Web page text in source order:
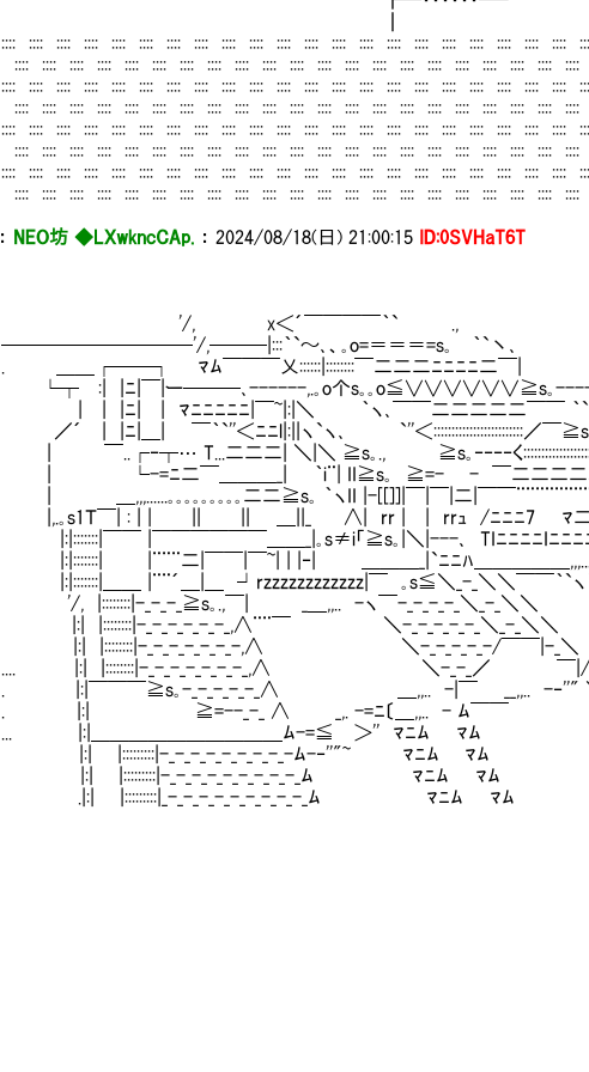
:::: :::: :::: :::: :::: :::: :::: :::: :::: :::: :::: :::: :::: :::: :::: :::: :::: :::: :::: :::: ::::
:::: :::: :::: :::: :::: :::: :::: :::: :::: :::: :::: :::: :::: :::: :::: :::: :::: :::: :::: ::::
:::: :::: :::: :::: :::: :::: :::: :::: :::: :::: :::: :::: :::: :::: :::: :::: :::: :::: :::: :::: ::::
:::: :::: :::: :::: :::: :::: :::: :::: :::: :::: :::: :::: :::: :::: :::: :::: :::: :::: :::: ::::
:::: :::: :::: :::: :::: :::: :::: :::: :::: :::: :::: :::: :::: :::: :::: :::: :::: :::: :::: :::: ::::
:::: :::: :::: :::: :::: :::: :::: :::: :::: :::: :::: :::: :::: :::: :::: :::: :::: :::: :::: ::::
:::: :::: :::: :::: :::: :::: :::: :::: :::: :::: :::: :::: :::: :::: :::: :::: :::: :::: :::: :::: ::::
:::: :::: :::: :::: :::: :::: :::: :::: :::: :::: :::: :::: :::: :::: :::: :::: :::: :::: :::: ::::
： NEO坊 ◆LXwkncCAp. ： 2024/08/18(日) 21:00:15 ID:0SVHaT6T
'/, x＜´￣￣￣￣｀` .,
──────────'/,───|:::｀`～､、｡o=＝＝＝=s｡ ｀`丶､
. ＿＿┌──┐ ﾏﾑ￣￣￣乂::::::|::::::::￣二二二ﾆﾆﾆﾆ二￣|
└┬ :| |ﾆ|￣|ー───､------,.｡o个s｡｡o≦∨∨∨∨∨∨≧s｡
| | |ﾆ| | ﾏﾆﾆﾆﾆﾆ|￣~|:|＼ ｀ヽ､￣￣二二二二二￣￣ ｀`''
／´ | |ﾆ|＿| ￣｀`''＜ﾆﾆl|:||ヽ`ヽ､ `''＜:::::::::::::::::::::::::／￣≧s
| ￣..┌‐┬… T...二二二| ＼|＼ ≧s｡., ≧s｡‐‐‐‐く::::::::::::::::::::::
| └-=ﾆ二￣＿＿＿_| ｀i¨| II≧s｡ ≧=- - ￣二二二二二二
| ＿,,,......｡｡｡｡｡｡｡｡｡二二≧s｡ ｀ヽII |-[[]]|￣|￣|二|￣￣
|,.｡s1Ｔ￣| : | | || || ＿||_ ∧| rr | | rrｭ /ﾆﾆﾆ7 ﾏ二二
|:|:::::::|￣￣ |￣￣￣￣￣￣＿＿_|｡s≠i「≧s｡|＼|---､ TIﾆﾆﾆﾆI
|:|:::::::| |¨¨¨二|￣￣|￣~| | |‐| ＿＿＿_|`ﾆﾆﾊ＿＿＿＿＿,,,...｡
|:|:::::::|＿＿ |¨¨´＿|＿ ┘rzzzzzzzzzzzz|￣ ｡s≦＼_-_＼＼￣￣｀`ヽ
'/, |::::::::|-_-_-_≧s｡.,￣| _＿,,.. -ヽ￣-_-_-_-_＼_-_＼＼ `ヽ､`
|:| |::::::::|-_-_-_-_-_-_,∧¨¨￣ ＼-_-_-_-_-_＼_-_＼＼ `ヽ
|:| |::::::::|-_-_-_-_-_-_-,∧ ＼-_-_-_-_-/￣￣|-_＼ ＿,,..
.... |:| |::::::::|-_-_-_-_-_-_-_,∧ ＼-_-_／ ￣|/---､‐
. |:|￣￣￣≧s｡-_-_-_-_-_∧ ＿,,.. -|￣ __,,.. -‐''"
. |:| ≧=--_-_ ∧ _,. -=ﾆ〔＿,,.. - ﾑ￣￣ ＼
... |:|＿＿＿＿＿＿＿＿＿＿ﾑ-=≦ ＞'' ﾏﾆﾑ ﾏﾑ
|:| |:::::::::|-_-_-_-_-_-_-_-_-ﾑ-‐''"~ ﾏﾆﾑ
|:| |:::::::::|-_-_-_-_-_-_-_-_-_ﾑ ﾏﾆﾑ ﾏﾑ
.|:| |:::::::::|_-_-_-_-_-_-_-_-_-_ﾑ ﾏﾆﾑ ﾏ